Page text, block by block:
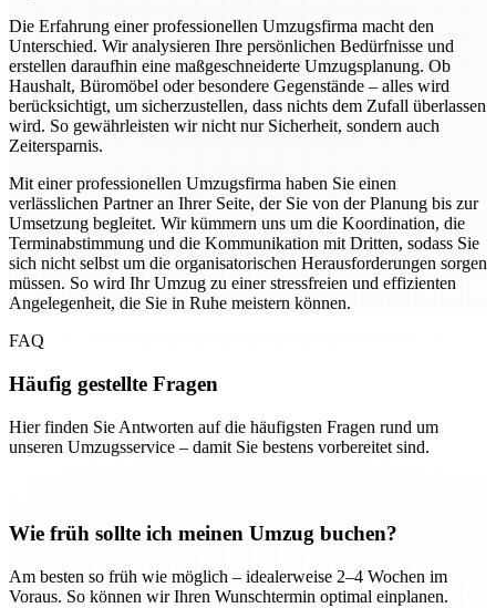
Die Erfahrung einer professionellen Umzugsfirma macht den
Unterschied. Wir analysieren Ihre persönlichen Bedürfnisse und
erstellen daraufhin eine maßgeschneiderte Umzugsplanung. Ob
Haushalt, Büromöbel oder besondere Gegenstände – alles wird
berücksichtigt, um sicherzustellen, dass nichts dem Zufall überlassen
wird. So gewährleisten wir nicht nur Sicherheit, sondern auch
Zeitersparnis.
Mit einer professionellen Umzugsfirma haben Sie einen
verlässlichen Partner an Ihrer Seite, der Sie von der Planung bis zur
Umsetzung begleitet. Wir kümmern uns um die Koordination, die
Terminabstimmung und die Kommunikation mit Dritten, sodass Sie
sich nicht selbst um die organisatorischen Herausforderungen sorgen
müssen. So wird Ihr Umzug zu einer stressfreien und effizienten
Angelegenheit, die Sie in Ruhe meistern können.
FAQ
Häufig gestellte Fragen
Hier finden Sie Antworten auf die häufigsten Fragen rund um
unseren Umzugsservice – damit Sie bestens vorbereitet sind.
Wie früh sollte ich meinen Umzug buchen?
Am besten so früh wie möglich – idealerweise 2–4 Wochen im
Voraus. So können wir Ihren Wunschtermin optimal einplanen.